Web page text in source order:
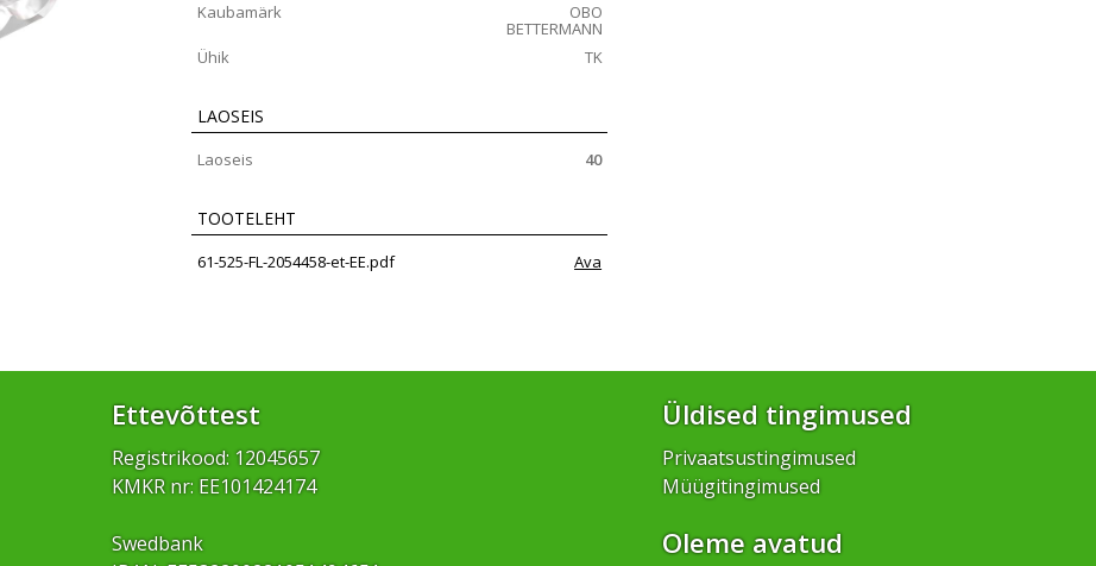
Kaubamärk OBO
BETTERMANN
Ühik
TK
LAOSEIS
Laoseis 40
TOOTELEHT
61-525-FL-2054458-et-EE.pdf Ava
Ettevõttest
Registrikood: 12045657
KMKR nr: EE101424174
Swedbank
Üldised tingimused
Privaatsustingimused
Müügitingimused
Oleme avatud